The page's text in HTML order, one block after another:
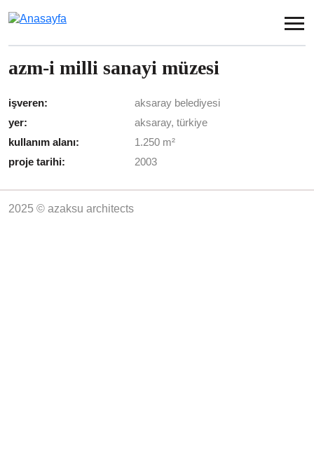
azm-i milli sanayi müzesi
işveren:
aksaray belediyesi
yer:
aksaray, türkiye
kullanım alanı:
1.250 m²
proje tarihi:
2003
2025 © azaksu architects